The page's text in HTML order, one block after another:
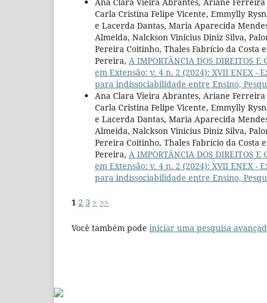
Carla Cristina Felipe Vicente, Emmylly
e Lacerda Dantas, Maria Aparecida
Almeida, Nalckson Vinicius Diniz Silva,
Pereira Coitinho, Thales Fabrício da
Pereira, A IMPORTÂNCIA DOS DIREITOS E
em Extensão: v. 4 n. 2 (2024): XVII ENEX
para indissociabilidade entre Ensino,
Ana Clara Vieira Abrantes, Ariane
Carla Cristina Felipe Vicente, Emmylly
e Lacerda Dantas, Maria Aparecida
Almeida, Nalckson Vinicius Diniz Silva,
Pereira Coitinho, Thales Fabrício da
Pereira, A IMPORTÂNCIA DOS DIREITOS E
em Extensão: v. 4 n. 2 (2024): XVII ENEX
para indissociabilidade entre Ensino,
1 2 3 > >>
Você também pode iniciar uma pesquisa